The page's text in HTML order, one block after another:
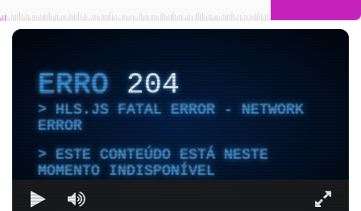
ERRO204
HLS.JS FATAL ERROR - NETWORK
ERROR
ESTE CONTEÚDO ESTÁ NESTE
MOMENTO INDISPONÍVEL